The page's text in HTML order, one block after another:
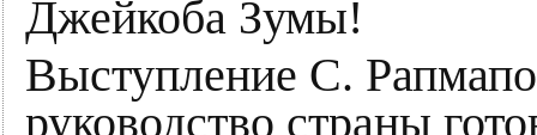
Джейкоба Зумы!
Выступление С.
руководство страны